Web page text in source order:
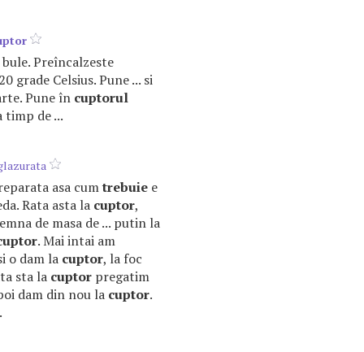
Preîncalzeste
grade Celsius. Pune ... si
Pune în cuptorul
timp de ...
asa cumtrebuie e
Rata asta la cuptor,
de masa de ... putin la
. Mai intai am
o dam la cuptor, la foc
sta la cuptor pregatim
dam din nou la cuptor.